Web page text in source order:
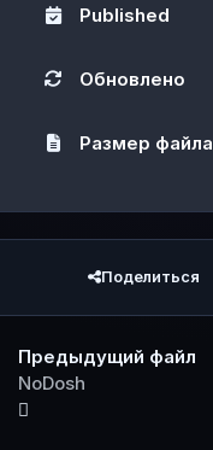
Published
Обновлено
Размер файла
Поделиться
Предыдущий файл
NoDosh